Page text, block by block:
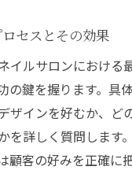
セスとその効果
イルサロンにおける
の鍵を握ります。具
ザインを好むか、ど
を詳しく質問します
顧客の好みを正確に